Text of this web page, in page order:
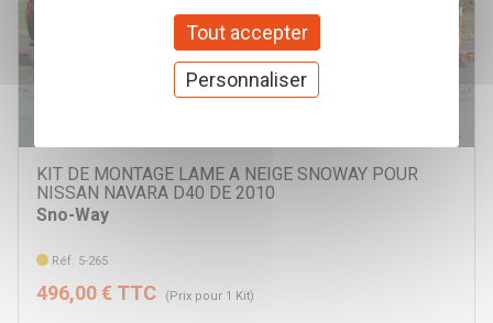
KIT DE MONTAGE LAME A NEIGE SNOWAY POUR
NISSAN NAVARA D40 DE 2010
Sno-Way
Réf. 5-265
496,00 € TTC (Prix pour 1 Kit)
Tout accepter
Personnaliser